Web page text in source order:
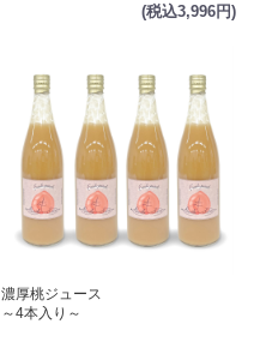
(税込3,996円)
濃厚桃ジュース
～4本入り～